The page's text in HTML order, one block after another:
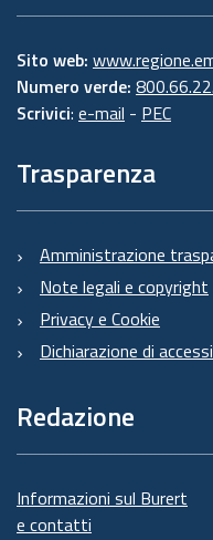
Sito web:
Numero verde:
Scrivici: e-mail - PEC
Trasparenza
Amministrazione
Note legali e copyright
Privacy e Cookie
Dichiarazione di
Redazione
Informazioni sul Burert
e contatti